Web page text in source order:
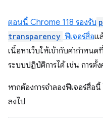
ตอนนี้ Chrome 118 รองรับ
transparency ฟีเจอร์สื่อแ
เนื้อหาเว็บให้เข้ากับค่ากำหน
ระบบปฏิบัติการได้ เช่น การตั้ง
หากต้องการจำลองฟีเจอร์สื่อ
ลงไป